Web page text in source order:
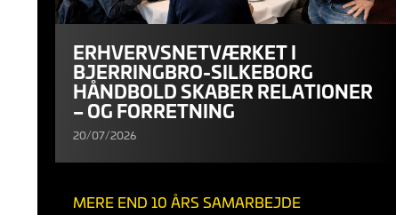
ERHVERVSNETVÆRKET I
BJERRINGBRO-SILKEBORG
HÅNDBOLD SKABER RELATIONER
– OG FORRETNING
20/07/2026
MERE END 10 ÅRS SAMARBEJDE